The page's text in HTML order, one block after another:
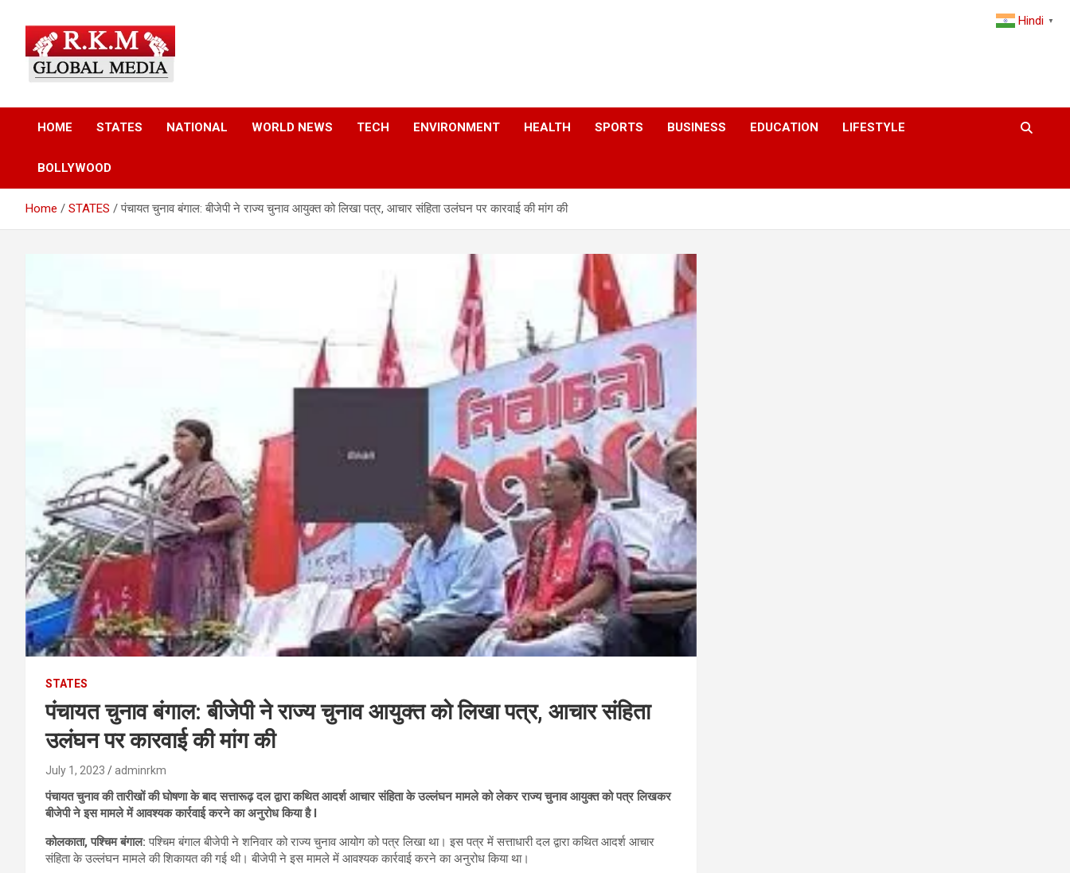
content
Latest Hindi News &
Global Media
and the World
HOME
STATES NATIONAL WORLD NEWS TECH ENVIRONMENT HEALTH SPORTS BUSINESS EDUCATION LIFESTYLE
BOLLYWOOD
Home STATES पंचायत चुनाव बंगाल: बीजेपी ने राज्य चुनाव आयुक्त को लिखा पत्र, आचार संहिता उलंघन पर कारवाई की मांग की
STATES
पंचायत चुनाव बंगाल: बीजेपी ने राज्य चुनाव आयुक्त को लिखा पत्र, आचार संहिता
उलंघन पर कारवाई की मांग की
July 1, 2023 adminrkm
पंचायत चुनाव की तारीखों की घोषणा के बाद सत्तारूढ़ दल द्वारा कथित आदर्श आचार संहिता के उल्लंघन मामले को लेकर राज्य चुनाव आयुक्त को पत्र लिखकर
बीजेपी ने इस मामले में आवश्यक कार्रवाई करने का अनुरोध किया है l
कोलकाता, पश्चिम बंगाल: पश्चिम बंगाल बीजेपी ने शनिवार को राज्य चुनाव आयोग को पत्र लिखा था। इस पत्र में सत्ताधारी दल द्वारा कथित आदर्श आचार
संहिता के उल्लंघन मामले की शिकायत की गई थी। बीजेपी ने इस मामले में आवश्यक कार्रवाई करने का अनुरोध किया था।
Hindi ▼